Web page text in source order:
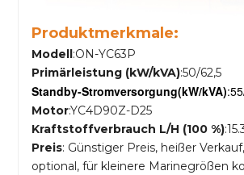
Produktmerkmale:
Modell:ON-YC63P
Primärleistung (kW/kVA):50/62,5
Standby-Stromversorgung(kW/kVA)
Motor:YC4D90Z-D25
Kraftstoffverbrauch L/H (100 %)
Preis: Günstiger Preis, heißer
optional, für kleinere Marinegrößen